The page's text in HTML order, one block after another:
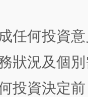
任何投資
狀況及個
投資決定